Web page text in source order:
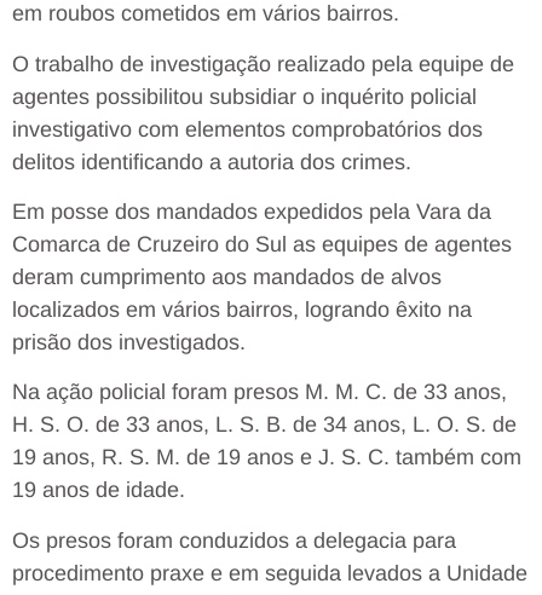
em roubos cometidos em vários bairros.
O trabalho de investigação realizado pela equipe de
agentes possibilitou subsidiar o inquérito policial
investigativo com elementos comprobatórios dos
delitos identificando a autoria dos crimes.
Em posse dos mandados expedidos pela Vara da
Comarca de Cruzeiro do Sul as equipes de agentes
deram cumprimento aos mandados de alvos
localizados em vários bairros, logrando êxito na
prisão dos investigados.
Na ação policial foram presos M. M. C. de 33 anos,
H. S. O. de 33 anos, L. S. B. de 34 anos, L. O. S. de
19 anos, R. S. M. de 19 anos e J. S. C. também com
19 anos de idade.
Os presos foram conduzidos a delegacia para
procedimento praxe e em seguida levados a Unidade